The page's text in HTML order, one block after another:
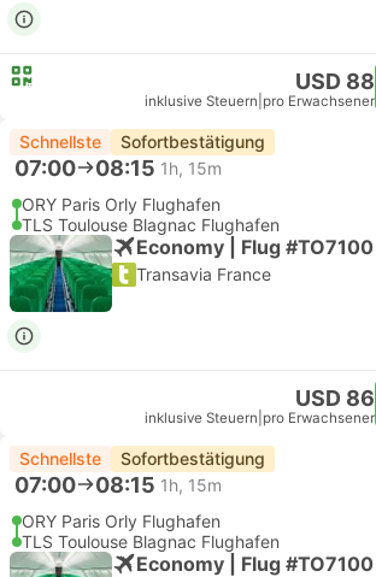
USD 88
inklusive Steuern pro Erwachsener
Schnellste Sofortbestätigung
07:00 08:15 1h, 15m
ORY Paris Orly Flughafen
TLS Toulouse Blagnac Flughafen
Economy | Flug #TO7100
Transavia France
USD 86
inklusive Steuern pro Erwachsener
Schnellste Sofortbestätigung
07:00 08:15 1h, 15m
ORY Paris Orly Flughafen
TLS Toulouse Blagnac Flughafen
Economy | Flug #TO7100